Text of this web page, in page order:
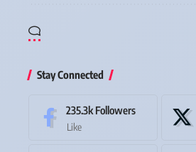
Stay Connected
235.3k Followers
Like